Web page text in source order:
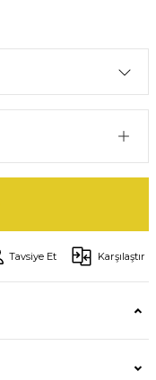
Tavsiye Et Karşılaştır